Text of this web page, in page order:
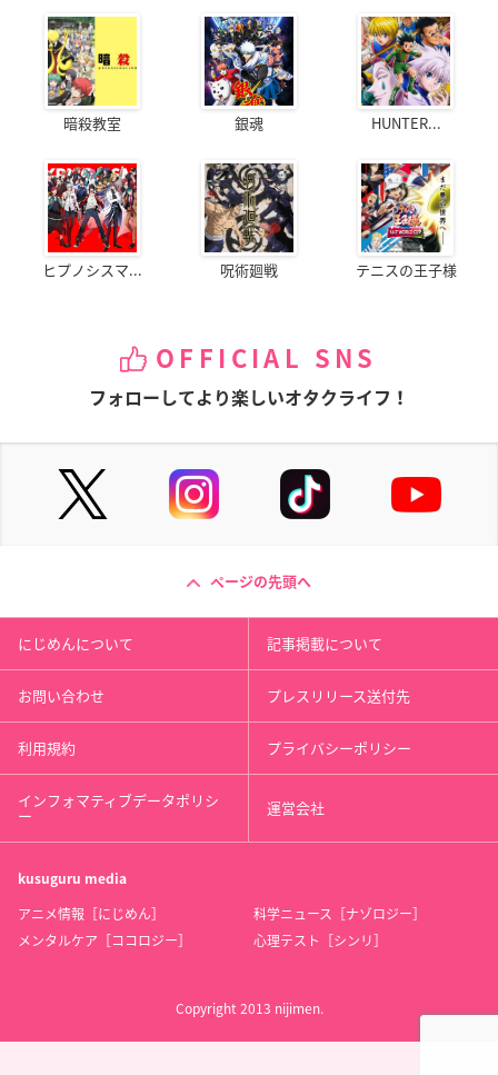
暗殺教室 銀魂 HUNTER...
ヒプノシスマ... 呪術廻戦 テニスの王子様
OFFICIAL SNS
フォローしてより楽しいオタクライフ！
ページの先頭へ
にじめんについて 記事掲載について
お問い合わせ プレスリリース送付先
利用規約 プライバシーポリシー
インフォマティブデータポリシ
ー 運営会社
kusuguru media
アニメ情報［にじめん］
科学ニュース［ナゾロジー］
メンタルケア［ココロジー］
心理テスト［シンリ］
Copyright 2013 nijimen.